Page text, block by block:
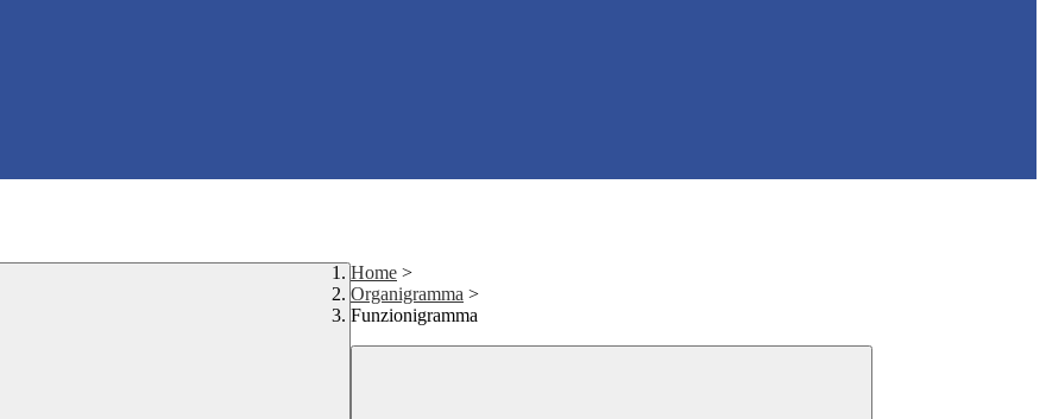
Home >
Organigramma >
Funzionigramma